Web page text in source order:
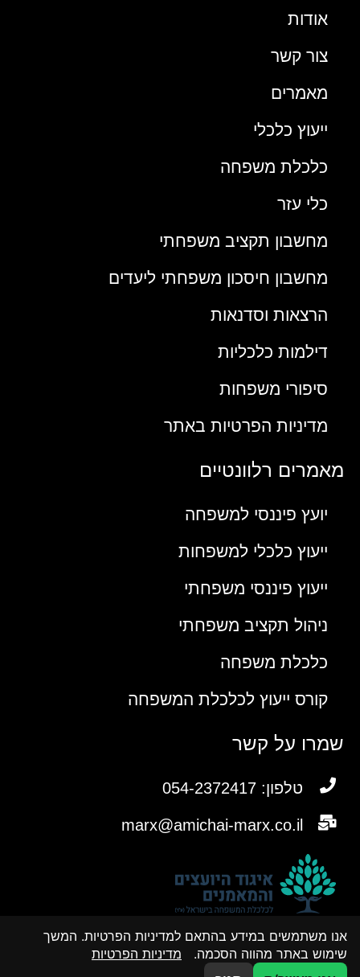
אודות
צור קשר
מאמרים
ייעוץ כלכלי
כלכלת משפחה
כלי עזר
מחשבון תקציב משפחתי
מחשבון חיסכון משפחתי ליעדים
הרצאות וסדנאות
דילמות כלכליות
סיפורי משפחות
מדיניות הפרטיות באתר
מאמרים רלוונטיים
יועץ פיננסי למשפחה
ייעוץ כלכלי למשפחות
ייעוץ פיננסי משפחתי
ניהול תקציב משפחתי
כלכלת משפחה
קורס ייעוץ לכלכלת המשפחה
שמרו על קשר
טלפון: 054-2372417
marx@amichai-marx.co.il
אנו משתמשים במידע בהתאם למדיניות הפרטיות. המשך
שימוש באתר מהווה הסכמה. מדיניות הפרטיות